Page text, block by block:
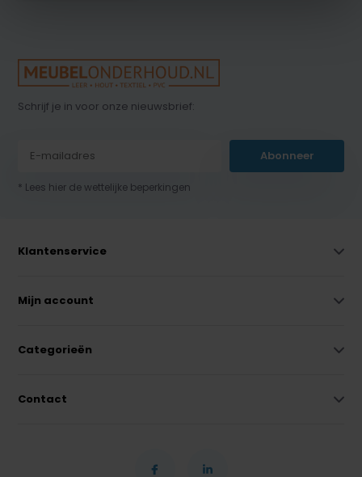
Schrijf je in voor onze nieuwsbrief:
Abonneer
* Lees hier de wettelijke beperkingen
Klantenservice
Mijn account
Categorieën
Contact